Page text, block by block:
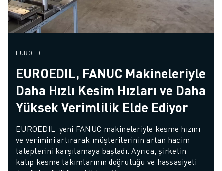
EUROEDIL
EUROEDIL, FANUC Makineleriyle
Daha Hızlı Kesim Hızları ve Daha
Yüksek Verimlilik Elde Ediyor
EUROEDIL, yeni FANUC makineleriyle kesme hızını
ve verimini artırarak müşterilerinin artan hacim
taleplerini karşılamaya başladı. Ayrıca, şirketin
kalıp kesme takımlarının doğruluğu ve hassasiyeti